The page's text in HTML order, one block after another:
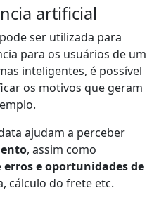
artificial
ser utilizada para
para os usuários de um
inteligentes, é possível
os motivos que geram
ajudam a perceber
, assim como
erros eoportunidades de
, cálculo do frete etc.